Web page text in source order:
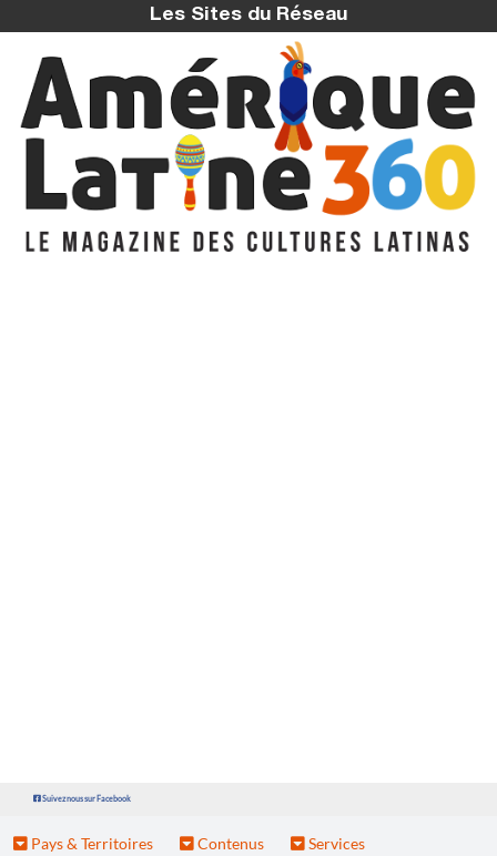
Les Sites du Réseau
Suivez nous sur Facebook
Pays & Territoires Contenus Services